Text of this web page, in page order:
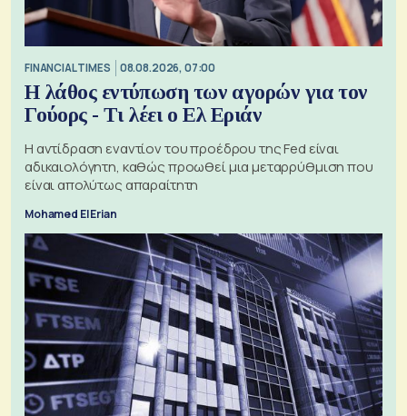
FINANCIAL TIMES 08.08.2026, 07:00
Η λάθος εντύπωση των αγορών για τον
Γούορς - Τι λέει ο Ελ Εριάν
Η αντίδραση εναντίον του προέδρου της Fed είναι
αδικαιολόγητη, καθώς προωθεί μια μεταρρύθμιση που
είναι απολύτως απαραίτητη
Mohamed El Erian